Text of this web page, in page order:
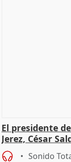
El presidente
Jerez, César
Sonido